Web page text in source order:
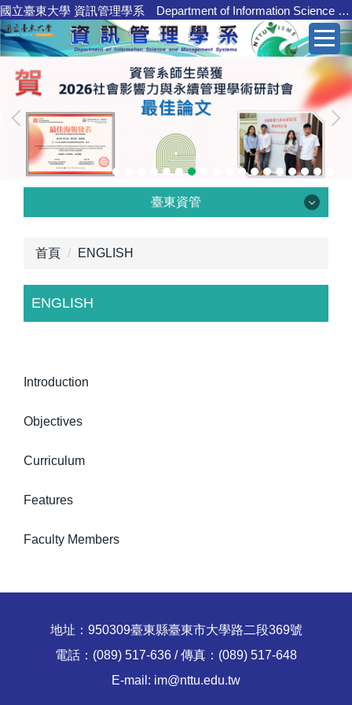
跳
到
主
要
內
區
國立臺東大學 資訊管理學系 Department of Information Science and Management Systems
臺東資管
臺東資管
學系介紹
師資陣容
課程綱要
入學管道
首頁 ENGLISH
ENGLISH
Introduction
Objectives
Curriculum
Features
Faculty Members
地址：950309臺東縣臺東市大學路二段369號
電話：(089) 517-636 / 傳真：(089) 517-648
E-mail: im@nttu.edu.tw